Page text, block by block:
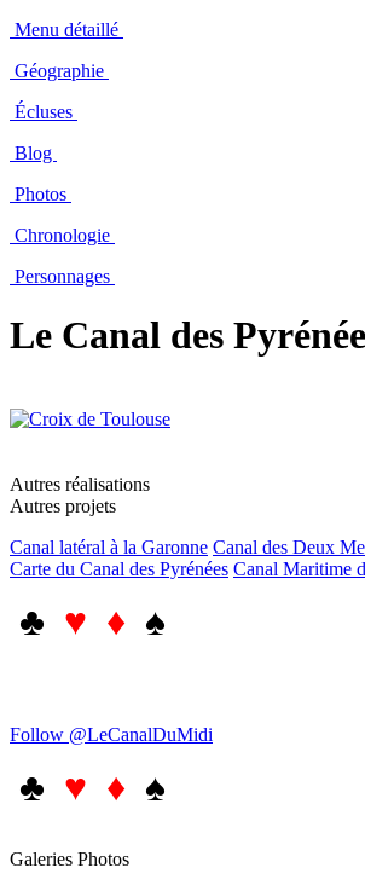
Menu détaillé
Géographie
Écluses
Blog
Photos
Chronologie
Personnages
Le Canal des
Autres réalisations
Autres projets
Canal latéral à la Garonne Canal des Deux
Carte du Canal des Pyrénées Canal Maritime
♣ ♥ ♦ ♠
Follow @LeCanalDuMidi
♣ ♥ ♦ ♠
Galeries Photos